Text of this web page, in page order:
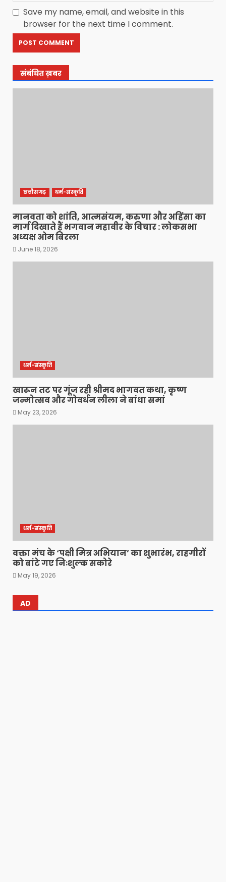
Save my name, email, and website in this
browser for the next time I comment.
संबंधित ख़बर
छत्तीसगढ़ धर्म-संस्कृति
मानवता को शांति, आत्मसंयम, करुणा और अहिंसा का
मार्ग दिखाते हैं भगवान महावीर के विचार : लोकसभा
अध्यक्ष ओम बिरला
June 18, 2026
धर्म-संस्कृति
खारून तट पर गूंज रही श्रीमद भागवत कथा, कृष्ण
जन्मोत्सव और गोवर्धन लीला ने बांधा समां
May 23, 2026
धर्म-संस्कृति
वक्ता मंच के ‘पक्षी मित्र अभियान’ का शुभारंभ, राहगीरों
को बांटे गए निःशुल्क सकोरे
May 19, 2026
AD